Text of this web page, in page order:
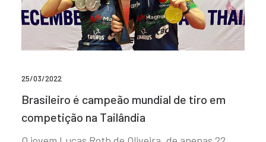
25/03/2022
Brasileiro é campeão mundial de tiro em
competição na Tailândia